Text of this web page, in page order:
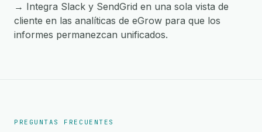
→ Integra Slack y SendGrid en una sola vista de
cliente en las analíticas de eGrow para que los
informes permanezcan unificados.
PREGUNTAS FRECUENTES